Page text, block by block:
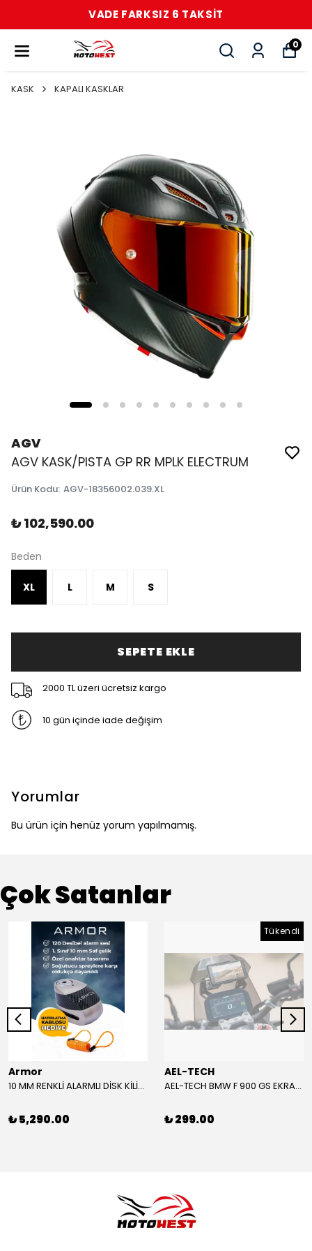
VADE FARKSIZ 6 TAKSİT
0
KASK KAPALI KASKLAR
AGV
AGV KASK/PISTA GP RR MPLK ELECTRUM
Ürün Kodu: AGV-18356002.039.XL
₺ 102,590.00
Beden
XL L M S
SEPETE EKLE
2000 TL üzeri ücretsiz kargo
10 gün içinde iade değişim
Yorumlar
Bu ürün için henüz yorum yapılmamış.
Çok Satanlar
Armor
10 MM RENKLİ ALARMLI DİSK KİLİDİ YENİ VERSİYON
₺ 5,290.00
Tükendi
AEL-TECH
AEL-TECH BMW F 900 GS EKRAN/GÖSTERGE KORUYUCU 2024-2025
₺ 299.00